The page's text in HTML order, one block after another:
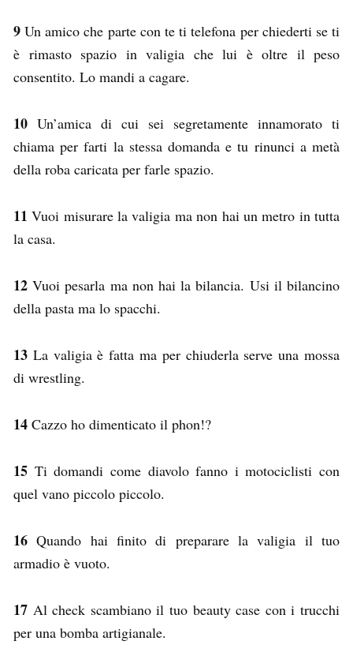
9 Un amico che parte con te ti telefona per chiederti se ti
è rimasto spazio in valigia che lui è oltre il peso
consentito. Lo mandi a cagare.
10 Un’amica di cui sei segretamente innamorato ti
chiama per farti la stessa domanda e tu rinunci a metà
della roba caricata per farle spazio.
11 Vuoi misurare la valigia ma non hai un metro in tutta
la casa.
12 Vuoi pesarla ma non hai la bilancia. Usi il bilancino
della pasta ma lo spacchi.
13 La valigia è fatta ma per chiuderla serve una mossa
di wrestling.
14 Cazzo ho dimenticato il phon!?
15 Ti domandi come diavolo fanno i motociclisti con
quel vano piccolo piccolo.
16 Quando hai finito di preparare la valigia il tuo
armadio è vuoto.
17 Al check scambiano il tuo beauty case con i trucchi
per una bomba artigianale.